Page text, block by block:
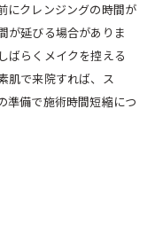
にクレンジングの時間が
が延びる場合がありま
ばらくメイクを控える
肌で来院すれば、ス
準備で施術時間短縮につ